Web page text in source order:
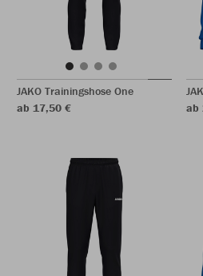
JAKO Trainingshose One
ab 17,50 €
ab